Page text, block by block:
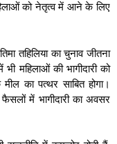
को नेतृत्व में आने के लिए
तहिलिया का चुनाव जीतना
महिलाओं की भागीदारी को
का पत्थर साबित होगा।
में भागीदारी का अवसर